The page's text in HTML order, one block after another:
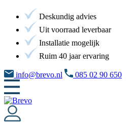
Deskundig advies
Uit voorraad leverbaar
Installatie mogelijk
Ruim 40 jaar ervaring
info@brevo.nl 085 02 90 650